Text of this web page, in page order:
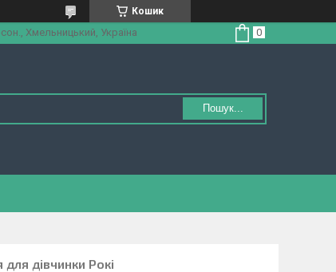
Кошик
Хмельницький, Україна
Пошук...
дівчинки Рокі